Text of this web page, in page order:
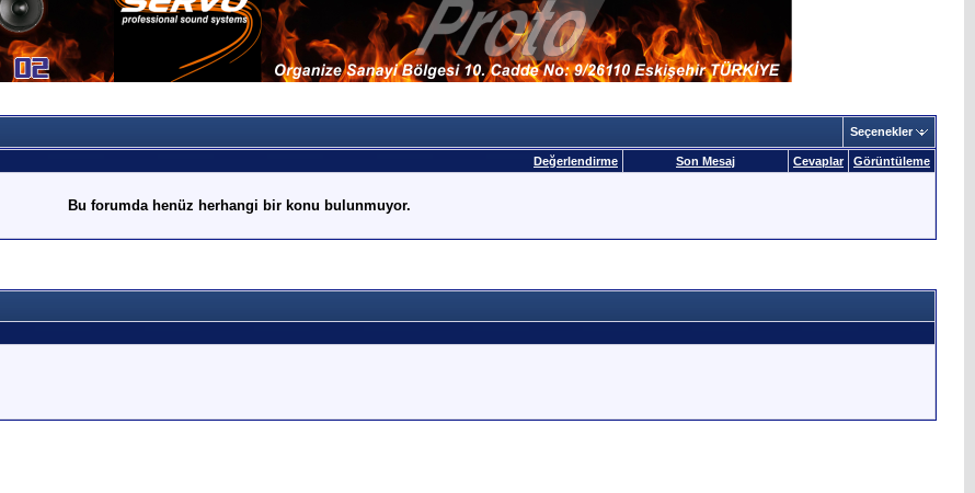
Seçenekler
Değerlendirme Son Mesaj Cevaplar Görüntüleme
Bu forumda henüz herhangi bir konu bulunmuyor.